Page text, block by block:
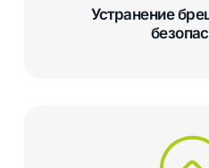
Устранение